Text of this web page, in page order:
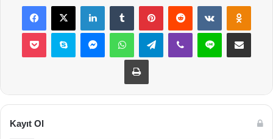
Facebook
X LinkedInTumblr PinterestReddit VKontakte
Pocket Skype MessengerWhatsAppTelegramViber Line E-Posta ile
Yazdır
Kayıt Ol